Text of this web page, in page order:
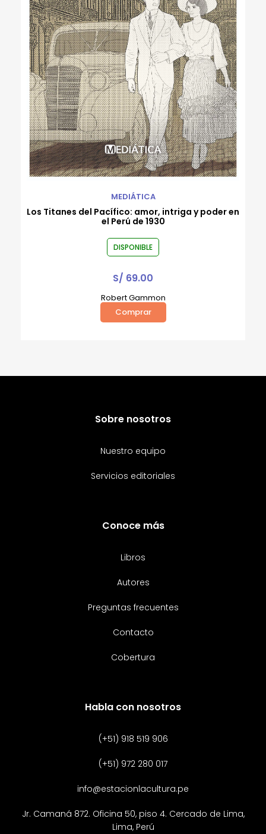
Rafael Flórez-Estrada
Robert Gammon
Roberto Bernui
Roberto Reyes Tarazona
Rodrigo Luque
Ronald Rivera Cachique
Rossana Sala
Valeria Venegas
Varios autores
Wayo Saravia
MEDIÁTICA
Los Titanes del Pacífico: amor, intriga y poder en
el Perú de 1930
DISPONIBLE
S/ 69.00
Robert Gammon
Comprar
Sobre nosotros
Nuestro equipo
Servicios editoriales
Conoce más
Libros
Autores
Preguntas frecuentes
Contacto
Cobertura
Habla con nosotros
(+51) 918 519 906
(+51) 972 280 017
info@estacionlacultura.pe
Jr. Camaná 872. Oficina 50, piso 4. Cercado de Lima,
Lima, Perú